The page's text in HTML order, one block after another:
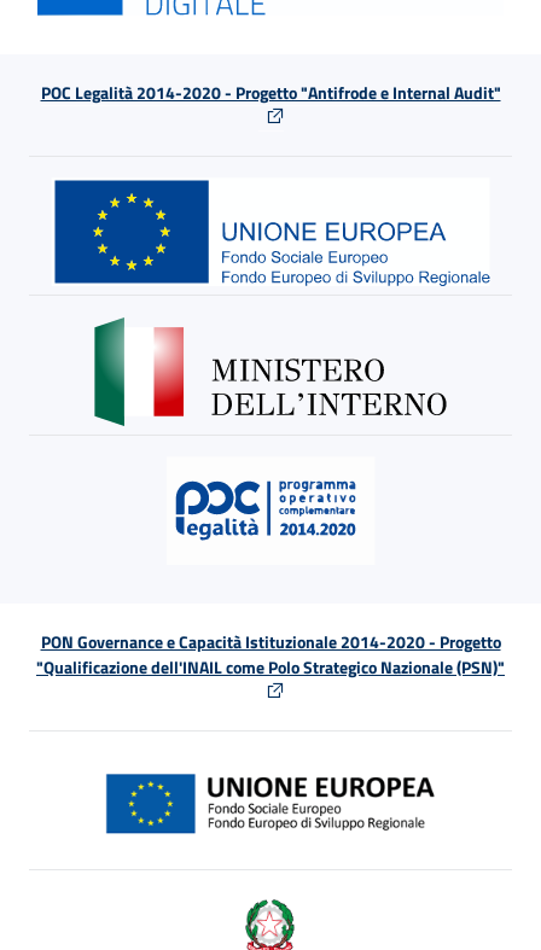
POC Legalità 2014-2020 - Progetto "Antifrode e Internal Audit"
PON Governance e Capacità Istituzionale 2014-2020 - Progetto
"Qualificazione dell'INAIL come Polo Strategico Nazionale (PSN)"